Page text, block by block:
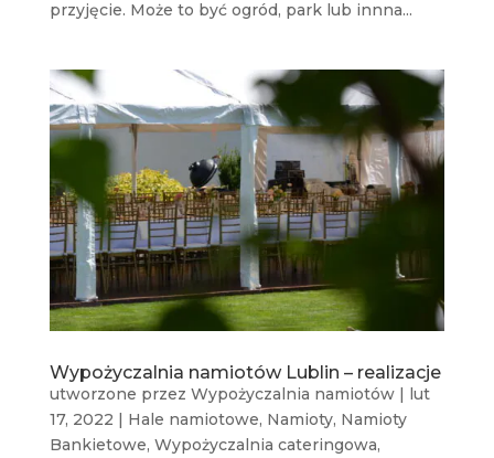
przyjęcie. Może to być ogród, park lub innna...
Wypożyczalnia namiotów Lublin – realizacje
utworzone przez Wypożyczalnia namiotów| lut
17, 2022 | Hale namiotowe, Namioty, Namioty
Bankietowe, Wypożyczalnia cateringowa,